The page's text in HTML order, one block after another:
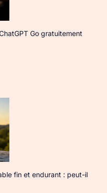
Go gratuitement
fin et endurant : peut-il